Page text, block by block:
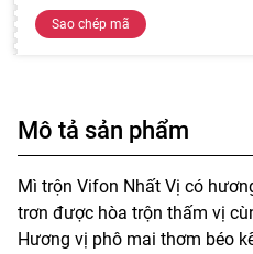
Sao chép mã
Mô tả sản phẩm
Mì trộn Vifon Nhất Vị có
trơn được hòa trộn thấm vị
Hương vị phô mai thơm béo